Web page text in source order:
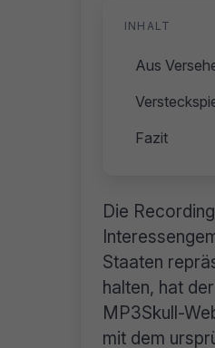
INHALT
Aus
Fazit
Die
Staaten
halten, hat
MP3Skull-
mit dem